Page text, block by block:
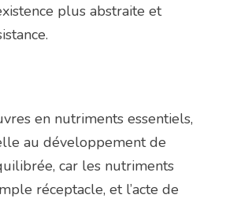
plus abstraite et
en nutriments essentiels,
au développement de
car les nutriments
réceptacle, et l’acte de